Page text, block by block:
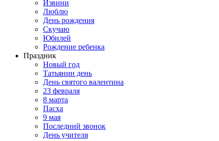
Извини
Люблю
День рождения
Скучаю
Юбилей
Рождение ребенка
Праздник
Новый год
Татьянин день
День святого валентина
23 февраля
8 марта
Пасха
9 мая
Последний звонок
День учителя